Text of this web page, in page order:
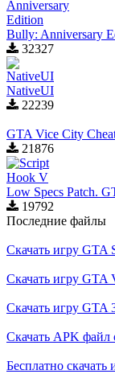
Bully: Anniversary
32327
NativeUI
22239
GTA Vice City
21876
Low Specs Patch.
19792
Последние файлы
Скачать игру GTA
Скачать игру GTA
Скачать игру GTA
Скачать APK файл
Бесплатно